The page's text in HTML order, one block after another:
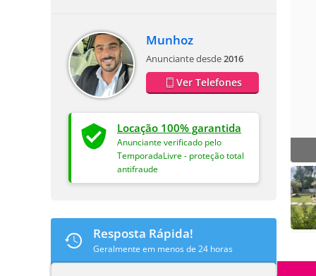
Munhoz
Anunciante desde2016
Ver Telefones
Locação 100% garantida
Anunciante verificado pelo
TemporadaLivre - proteção total
antifraude
Resposta Rápida!
Geralmente em menos de 24 horas